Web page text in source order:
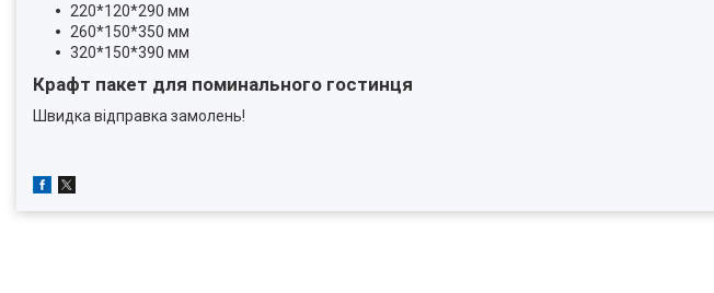
220*120*290 мм
260*150*350 мм
320*150*390 мм
Крафт пакет для поминального гостинця
Швидка відправка замолень!